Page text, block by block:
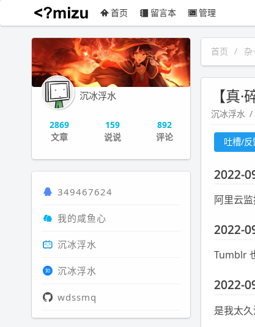
沉冰浮水 首页 留言本 管理
首页 杂
【真
沉冰浮水
吐槽/反
2022-
阿里云
2022-
Tumblr
2022-
是我太
沉冰浮水
2869
文章
159
说说
892
评论
349467624
我的咸鱼心
沉冰浮水
沉冰浮水
wdssmq